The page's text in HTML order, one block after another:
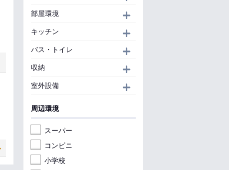
部屋環境
キッチン
バス・トイレ
収納
室外設備
周辺環境
スーパー
コンビニ
小学校